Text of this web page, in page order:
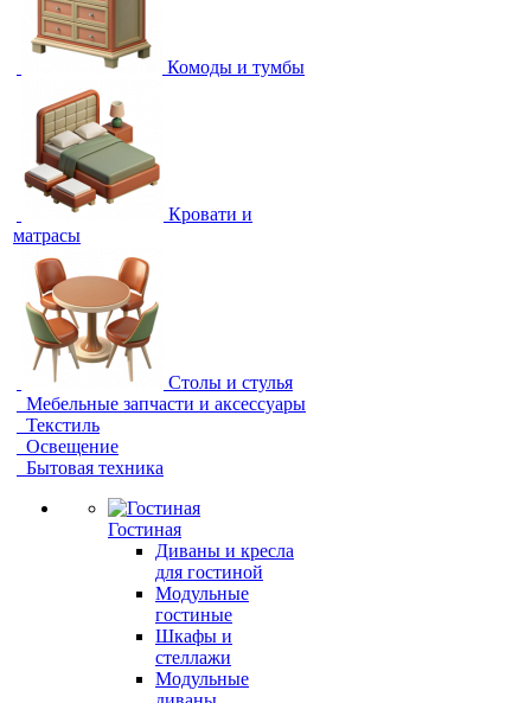
Комоды и тумбы
Кровати и
матрасы
Столы и стулья
Мебельные запчасти и аксессуары
Текстиль
Освещение
Бытовая техника
Гостиная
Диваны и кресла
для гостиной
Модульные
гостиные
Шкафы и
стеллажи
Модульные